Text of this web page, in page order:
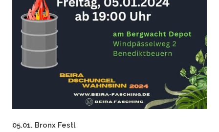
05.01. Bronx Festl